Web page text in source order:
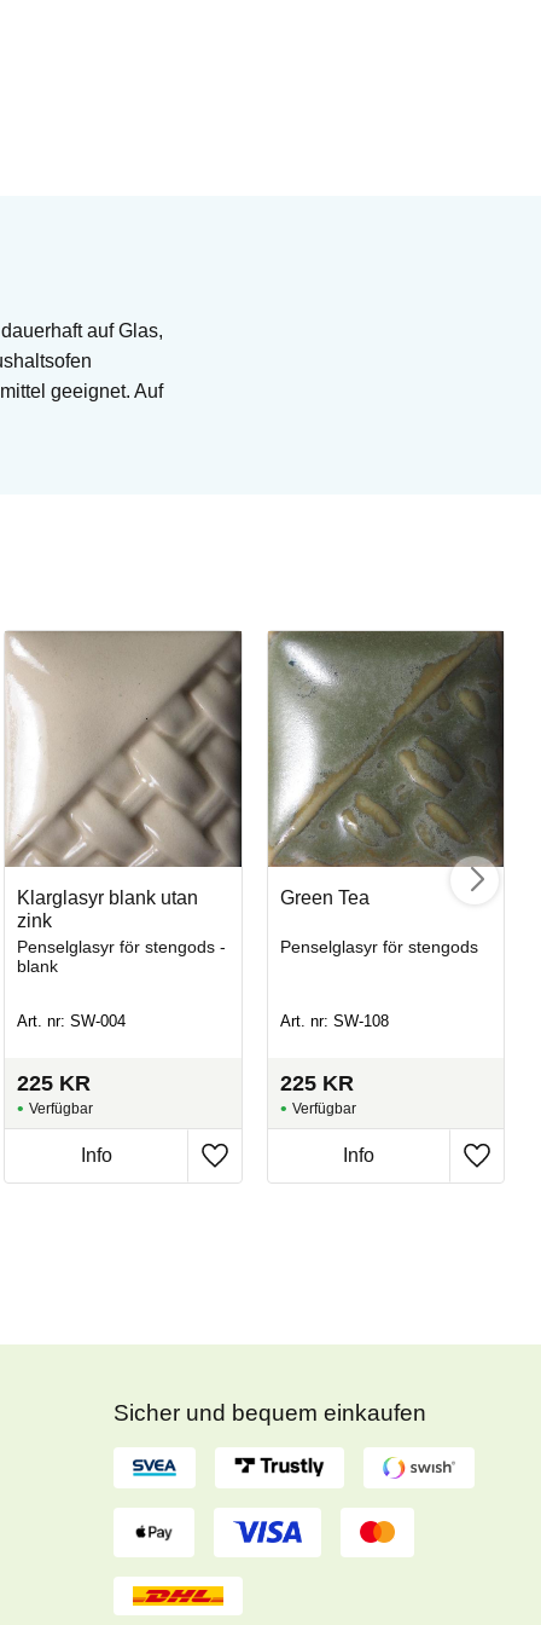
auf Glas,
geeignet. Auf
Klarglasyr blank utan
zink
Penselglasyr för stengods -
blank
Art. nr: SW-004
225 KR
Green Tea
Penselglasyr för stengods
Art. nr: SW-108
225 KR
Sicher und bequem einkaufen